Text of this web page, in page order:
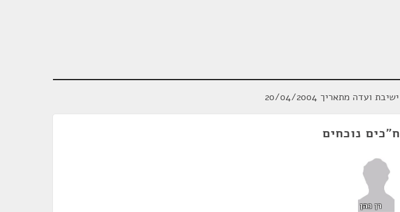
ישיבת ועדה מתאריך 20/04/2004
ח"כים נוכחים
רן כהן